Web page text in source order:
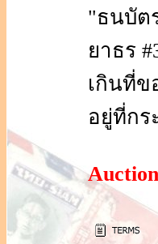
"ธนบัต
ยาธร
เกินที่
อยู่ที่กร